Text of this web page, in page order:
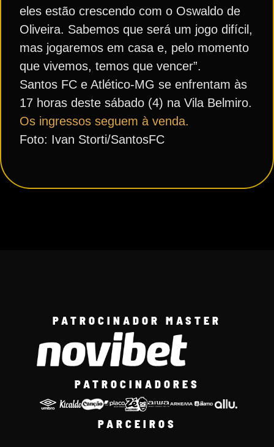
eles estão crescendo com o Oswaldo de
Oliveira. Sabemos que será um jogo difícil,
mas jogaremos em casa e, pelo momento
que vivemos, temos que vencer”.
Santos FC e Atlético-MG se enfrentam às
17 horas deste sábado (4) na Vila Belmiro.
Os ingressos seguem à venda.
Foto: Ivan Storti/SantosFC
PATROCINADOR MASTER
PATROCINADORES
PARCEIROS